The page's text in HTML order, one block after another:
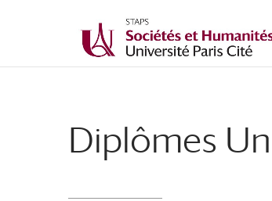
Diplômes